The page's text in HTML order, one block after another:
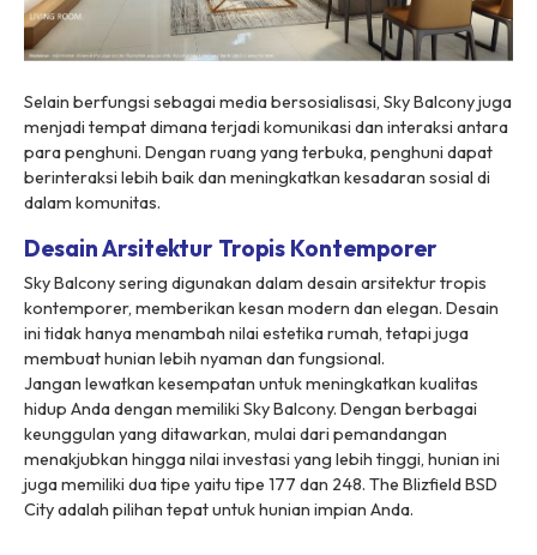
Selain berfungsi sebagai media bersosialisasi, Sky Balconyjuga
menjadi tempat dimana terjadi komunikasi dan interaksi antara
para penghuni. Dengan ruang yang terbuka, penghuni dapat
berinteraksi lebih baik dan meningkatkan kesadaran sosial di
dalam komunitas.
Desain Arsitektur Tropis Kontemporer
Sky Balconysering digunakan dalam desain arsitektur tropis
kontemporer, memberikan kesan modern dan elegan. Desain
ini tidak hanya menambah nilai estetika rumah, tetapi juga
membuat hunian lebih nyaman dan fungsional.
Jangan lewatkan kesempatan untuk meningkatkan kualitas
hidup Anda dengan memiliki Sky Balcony. Dengan berbagai
keunggulan yang ditawarkan, mulai dari pemandangan
menakjubkan hingga nilai investasi yang lebih tinggi, hunian ini
juga memiliki dua tipe yaitu tipe 177 dan 248. The Blizfield BSD
City adalah pilihan tepat untuk hunian impian Anda.